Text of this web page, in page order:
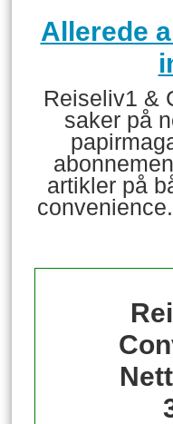
Allerede
Reiseliv1 &
saker på
artikler på